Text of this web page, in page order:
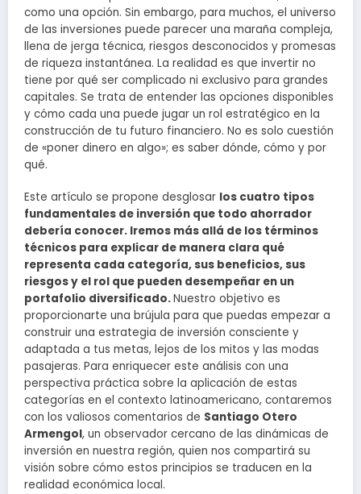
como una opción. Sin embargo, para muchos, el universo
de las inversiones puede parecer una maraña compleja,
llena de jerga técnica, riesgos desconocidos y promesas
de riqueza instantánea. La realidad es que invertir no
tiene por qué ser complicado ni exclusivo para grandes
capitales. Se trata de entender las opciones disponibles
y cómo cada una puede jugar un rol estratégico en la
construcción de tu futuro financiero. No es solo cuestión
de «poner dinero en algo»; es saber dónde, cómo y por
qué.
Este artículo se propone desglosar los cuatro tipos
fundamentales de inversión que todo ahorrador
debería conocer. Iremos más allá de los términos
técnicos para explicar de manera clara qué
representa cada categoría, sus beneficios, sus
riesgos y el rol que pueden desempeñar en un
portafolio diversificado.Nuestro objetivo es
proporcionarte una brújula para que puedas empezar a
construir una estrategia de inversión consciente y
adaptada a tus metas, lejos de los mitos y las modas
pasajeras. Para enriquecer este análisis con una
perspectiva práctica sobre la aplicación de estas
categorías en el contexto latinoamericano, contaremos
con los valiosos comentarios de Santiago Otero
Armengol, un observador cercano de las dinámicas de
inversión en nuestra región, quien nos compartirá su
visión sobre cómo estos principios se traducen en la
realidad económica local.